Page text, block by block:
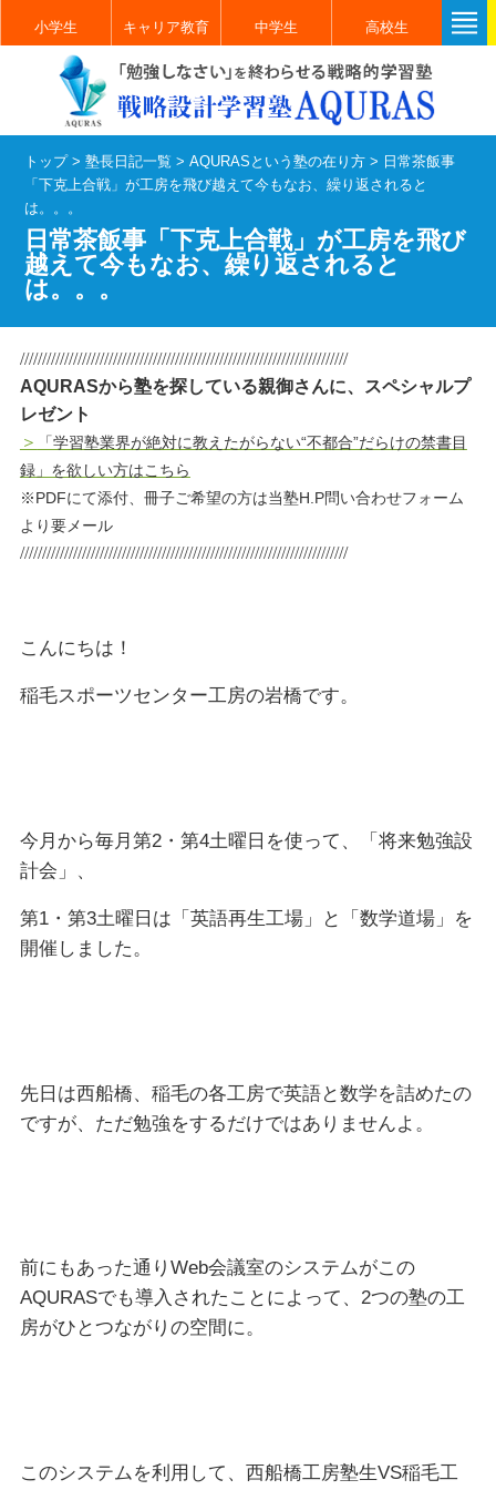
小学生 キャリア教育 中学生 高校生
トップ>塾長日記一覧 >AQURASという塾の在り方 > 日常茶飯事
「下克上合戦」が工房を飛び越えて今もなお、繰り返されると
は。。。
日常茶飯事「下克上合戦」が工房を飛び
越えて今もなお、繰り返されると
は。。。
//////////////////////////////////////////////////////////////////////////
AQURASから塾を探している親御さんに、スペシャルプ
レゼント
＞
「学習塾業界が絶対に教えたがらない“不都合”だらけの禁書目
録」を欲しい方はこちら
※PDFにて添付、冊子ご希望の方は当塾H.P問い合わせフォーム
より要メール
//////////////////////////////////////////////////////////////////////////
こんにちは！
稲毛スポーツセンター工房の岩橋です。
今月から毎月第2・第4土曜日を使って、「将来勉強設
計会」、
第1・第3土曜日は「英語再生工場」と「数学道場」を
開催しました。
先日は西船橋、稲毛の各工房で英語と数学を詰めたの
ですが、ただ勉強をするだけではありませんよ。
前にもあった通りWeb会議室のシステムがこの
AQURASでも導入されたことによって、2つの塾の工
房がひとつながりの空間に。
このシステムを利用して、西船橋工房塾生VS稲毛工